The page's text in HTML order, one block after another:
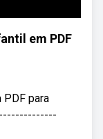
em PDF
PDF para